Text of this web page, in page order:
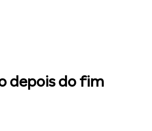
depois do fim